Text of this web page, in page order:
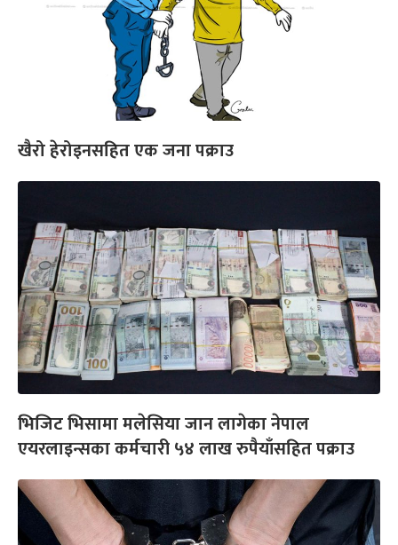
खैरो हेरोइनसहित एक जना पक्राउ
भिजिट भिसामा मलेसिया जान लागेका नेपाल
एयरलाइन्सका कर्मचारी ५४ लाख रुपैयाँसहित पक्राउ